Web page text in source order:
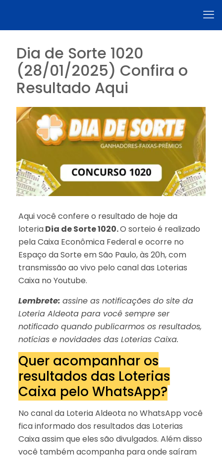
Dia de Sorte 1020
(28/01/2025) Confira o
Resultado Aqui
Aqui você confere o resultado de hoje da
loteriaDia de Sorte 1020.O sorteio é realizado
pela Caixa Econômica Federal e ocorre no
Espaço da Sorte em São Paulo, às 20h, com
transmissão ao vivo pelo canal das Loterias
Caixa no Youtube.
Lembrete: assine as notificações do site da
Loteria Aldeota para você sempre ser
notificado quando publicarmos os resultados,
notícias e novidades das Loterias Caixa.
Quer acompanhar os
resultados das Loterias
Caixa pelo WhatsApp?
No canal da Loteria Aldeota no WhatsApp você
fica informado dos resultados das Loterias
Caixa assim que eles são divulgados. Além disso
você também acompanha para onde saíram